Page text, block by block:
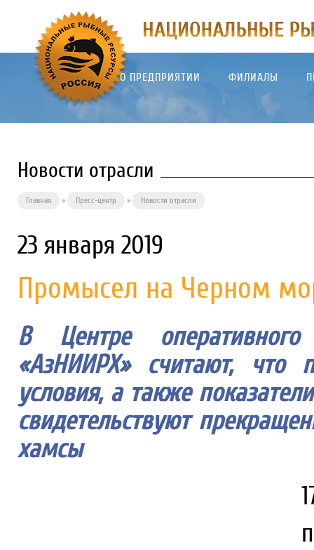
О ПРЕДПРИЯТИИ ФИЛИАЛЫ
Новости отрасли
Главная » Пресс-центр » Новости отрасли
23 января 2019
Промысел на Черном
В Центре
«АзНИИРХ» считают, что
условия, а также
свидетельствуют
хамсы